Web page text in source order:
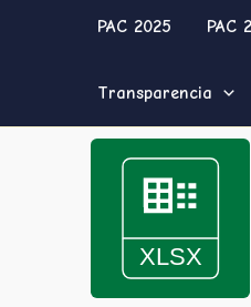
PAC 2025 PAC
Transparencia